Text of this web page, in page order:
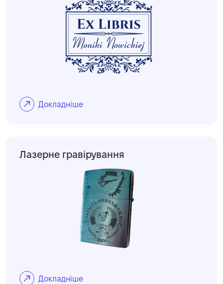
Докладніше
Лазерне гравірування
Докладніше